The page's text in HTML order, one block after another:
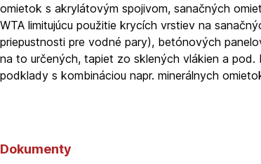
omietok s akrylátovým spojivom, sanačných
WTA limitujúcu použitie krycích vrstiev na
priepustnosti pre vodné pary), betónových
na to určených, tapiet zo sklených vlákien a pod.
podklady s kombináciou napr. minerálnych
Dokumenty